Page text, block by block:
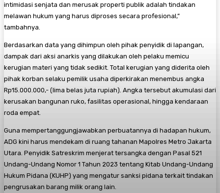
intimidasi senjata dan merusak properti publik adalah tindakan
melawan hukum yang harus diproses secara profesional,”
tambahnya.
​Berdasarkan data yang dihimpun oleh pihak penyidik di lapangan,
dampak dari aksi anarkis yang dilakukan oleh pelaku memicu
kerugian materi yang tidak sedikit. Total kerugian yang diderita oleh
pihak korban selaku pemilik usaha diperkirakan menembus angka
Rp15.000.000,- (lima belas juta rupiah). Angka tersebut akumulasi dari
kerusakan bangunan ruko, fasilitas operasional, hingga kendaraan
roda empat.
​Guna mempertanggungjawabkan perbuatannya di hadapan hukum,
ADG kini harus mendekam di ruang tahanan Mapolres Metro Jakarta
Utara. Penyidik Satreskrim menjerat tersangka dengan Pasal 521
Undang-Undang Nomor 1 Tahun 2023 tentang Kitab Undang-Undang
Hukum Pidana (KUHP) yang mengatur sanksi pidana terkait tindakan
pengrusakan barang milik orang lain.